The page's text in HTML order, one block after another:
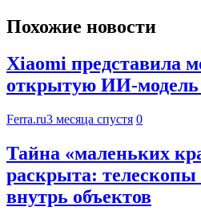
Похожие новости
Xiaomi представила
открытую ИИ-
Ferra.ru3 месяца спустя 0
Тайна «маленьких
раскрыта: телескопы
внутрь объектов